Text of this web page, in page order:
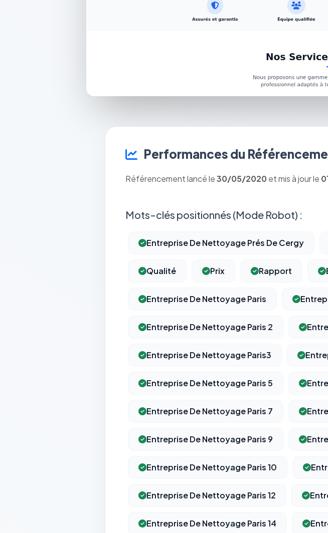
Performances du
Référencement lancé le30/05/2020 et mis à jour le
Mots-clés positionnés (Mode Robot) :
Entreprise De Nettoyage Prés De Cergy
Qualité Prix Rapport
Entreprise De Nettoyage Paris
Entreprise De Nettoyage Paris 2
Entreprise De Nettoyage Paris3
Entreprise De Nettoyage Paris 5
Entreprise De Nettoyage Paris 7
Entreprise De Nettoyage Paris 9
Entreprise De Nettoyage Paris 10
Entreprise De Nettoyage Paris 12
Entreprise De Nettoyage Paris 14
⚙️
Nécessaires au
mémorisation de vos choix de
Cookies analytiques
Nous aident à comprendre
anonymisées via Google
Cookies marketing